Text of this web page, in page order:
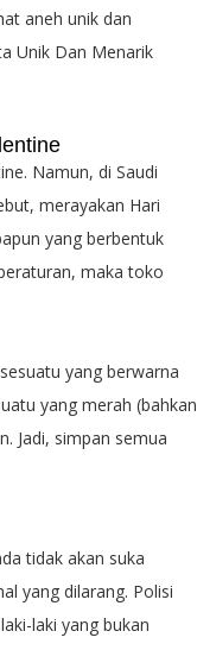
aneh unik dan
Unik Dan Menarik
Namun, di Saudi
merayakan Hari
yang berbentuk
maka toko
yang berwarna
yang merah (bahkan
Jadi, simpan semua
tidak akan suka
yang dilarang. Polisi
laki yang bukan